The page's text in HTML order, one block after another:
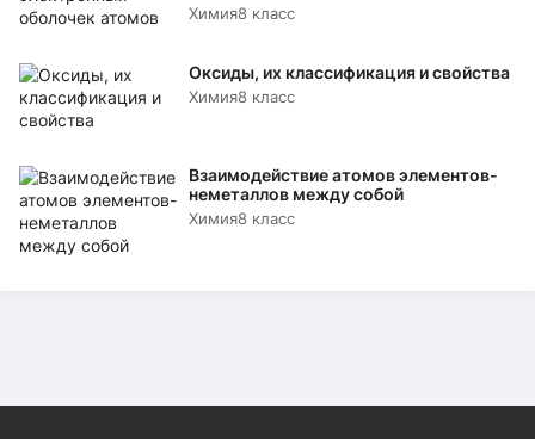
Химия8 класс
Оксиды, их классификация и свойства
Химия8 класс
Взаимодействие атомов элементов-
неметаллов между собой
Химия8 класс